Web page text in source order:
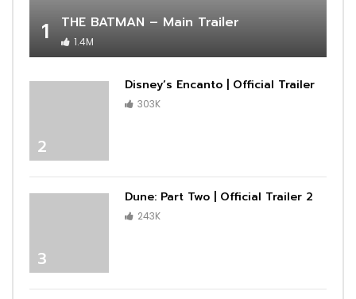
1 THE BATMAN – Main Trailer
1.4M
2
Disney’s Encanto | Official Trailer
303K
3
Dune: Part Two | Official Trailer 2
243K